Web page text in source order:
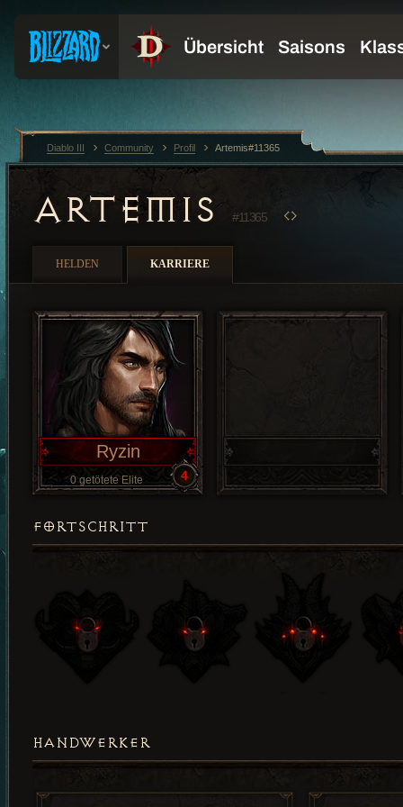
ARTEMIS #11365
HELDEN KARRIERE
Ryzin
0 getötete Elite 4
FORTSCHRITT
HANDWERKER
Diablo III Community Profil Artemis#11365